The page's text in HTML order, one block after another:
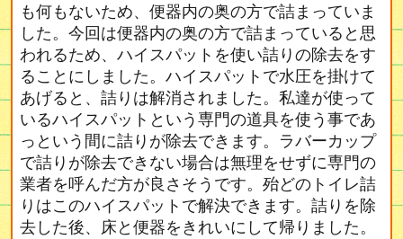
も何もないため、便器内の奥の方で詰まっていま
した。今回は便器内の奥の方で詰まっていると思
われるため、ハイスパットを使い詰りの除去をす
ることにしました。ハイスパットで水圧を掛けて
あげると、詰りは解消されました。私達が使って
いるハイスパットという専門の道具を使う事であ
っという間に詰りが除去できます。ラバーカップ
で詰りが除去できない場合は無理をせずに専門の
業者を呼んだ方が良さそうです。殆どのトイレ詰
りはこのハイスパットで解決できます。詰りを除
去した後、床と便器をきれいにして帰りました。